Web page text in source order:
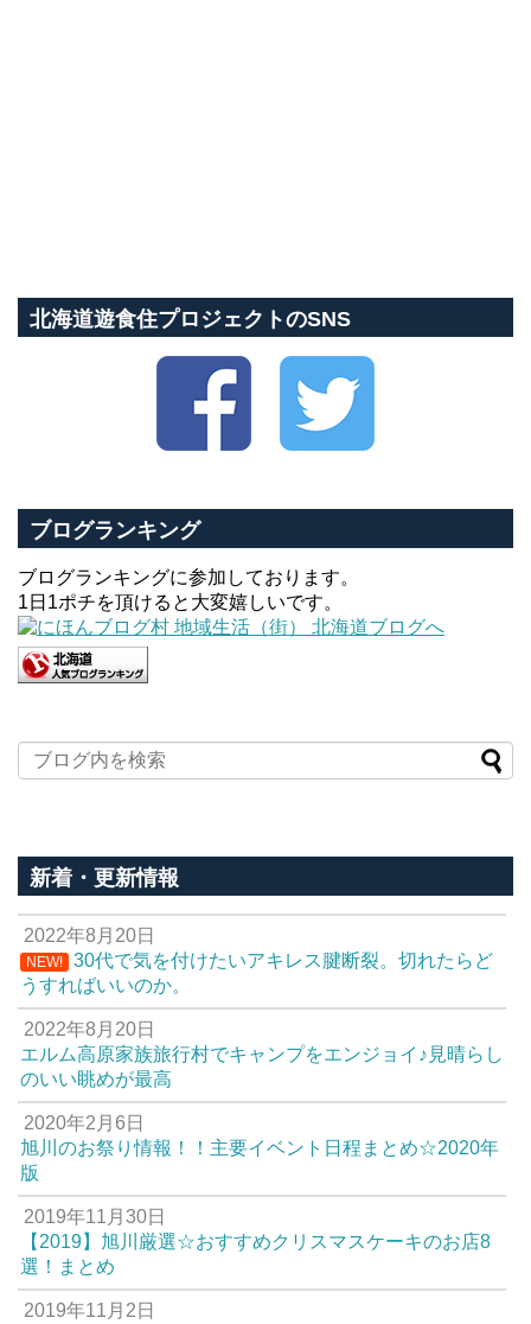
北海道遊食住プロジェクトのSNS
ブログランキング
ブログランキングに参加しております。
1日1ポチを頂けると大変嬉しいです。
新着・更新情報
2022年8月20日
NEW!
30代で気を付けたいアキレス腱断裂。切れたらど
うすればいいのか。
2022年8月20日
エルム高原家族旅行村でキャンプをエンジョイ♪見晴らし
のいい眺めが最高
2020年2月6日
旭川のお祭り情報！！主要イベント日程まとめ☆2020年
版
2019年11月30日
【2019】旭川厳選☆おすすめクリスマスケーキのお店8
選！まとめ
2019年11月2日